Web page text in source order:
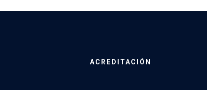
ACREDITACIÓN